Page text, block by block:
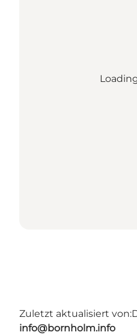
Zuletzt aktualisiert von:
info@bornholm.info